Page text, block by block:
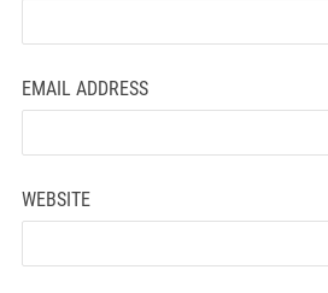
EMAIL ADDRESS
WEBSITE